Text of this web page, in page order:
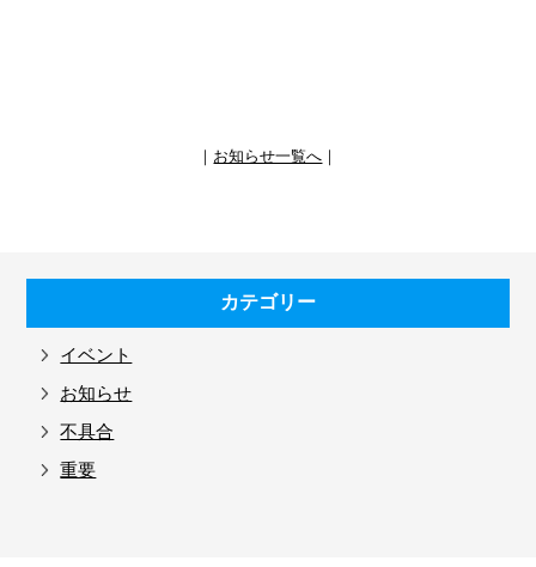
｜ お知らせ一覧へ ｜
カテゴリー
イベント
お知らせ
不具合
重要